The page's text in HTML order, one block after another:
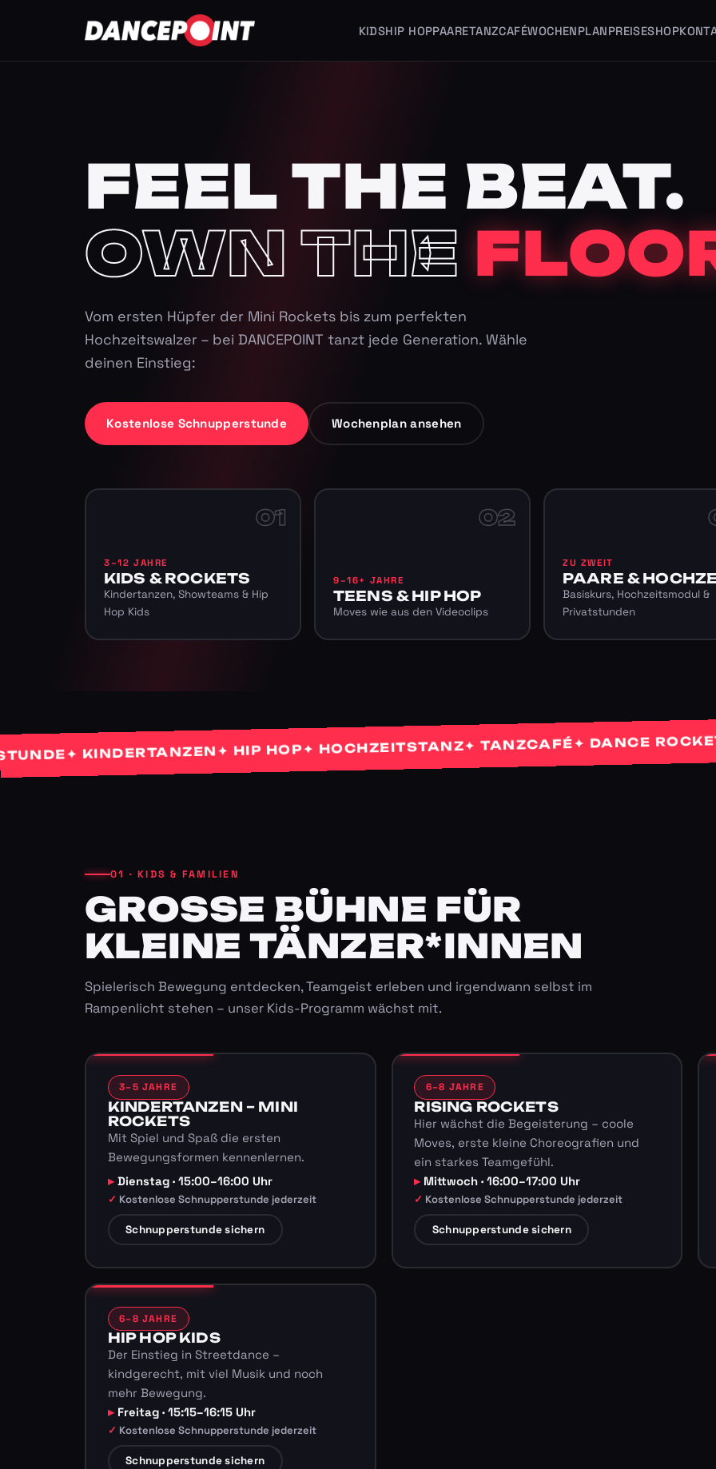
KIDSHIP HOPPAARETANZCAFÉWOCHENPLANPREISESHOP
FEEL THE BEAT.
OWN THE
Vom ersten Hüpfer der Mini Rockets bis zum perfekten
Hochzeitswalzer – bei DANCEPOINT tanzt jede Generation. Wähle
deinen Einstieg:
Kostenlose Schnupperstunde Wochenplan ansehen
01
3–12 JAHRE
KIDS & ROCKETS
Kindertanzen, Showteams & Hip
Hop Kids
02
9–16+ JAHRE
TEENS & HIP HOP
Moves wie aus den Videoclips
ZU ZWEIT
PAARE &
Basiskurs, Hochzeitsmodul &
Privatstunden
✦ KINDERTANZEN✦ HIP HOP✦ HOCHZEITSTANZ✦ TANZCAFÉ✦ DANCE ROCKETS✦
01 · KIDS & FAMILIEN
GROSSE BÜHNE FÜR K
LEINE TÄNZER*INNEN
Spielerisch Bewegung entdecken, Teamgeist erleben und irgendwann selbst im
Rampenlicht stehen – unser Kids-Programm wächst mit.
3–5 JAHRE
KINDERTANZEN – MINI
ROCKETS
Mit Spiel und Spaß die ersten
Bewegungsformen kennenlernen.
Dienstag · 15:00–16:00 Uhr
Kostenlose Schnupperstunde jederzeit
Schnupperstunde sichern
6–8 JAHRE
RISING ROCKETS
Hier wächst die Begeisterung – coole
Moves, erste kleine Choreografien und
ein starkes Teamgefühl.
Mittwoch · 16:00–17:00 Uhr
Kostenlose Schnupperstunde jederzeit
Schnupperstunde sichern
6–8 JAHRE
HIP HOP KIDS
Der Einstieg in Streetdance –
kindgerecht, mit viel Musik und noch
mehr Bewegung.
Freitag · 15:15–16:15 Uhr
Kostenlose Schnupperstunde jederzeit
Schnupperstunde sichern